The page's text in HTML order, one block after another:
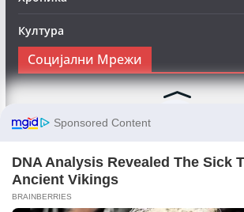
Култура
Социјални Мрежи
Следете нè на Фејсбук за да сте во тек